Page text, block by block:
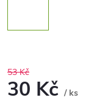
53 Kč
30 Kč / ks